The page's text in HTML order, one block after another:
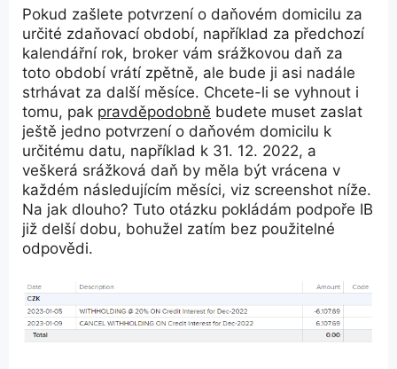
Pokud zašlete potvrzení o daňovém domicilu za
určité zdaňovací období, například za předchozí
kalendářní rok, broker vám srážkovou daň za
toto období vrátí zpětně, ale bude ji asi nadále
strhávat za další měsíce. Chcete-li se vyhnout i
tomu, pak pravděpodobně budete muset zaslat
ještě jedno potvrzení o daňovém domicilu k
určitému datu, například k 31. 12. 2022, a
veškerá srážková daň by měla být vrácena v
každém následujícím měsíci, viz screenshot níže.
Na jak dlouho? Tuto otázku pokládám podpoře IB
již delší dobu, bohužel zatím bez použitelné
odpovědi.